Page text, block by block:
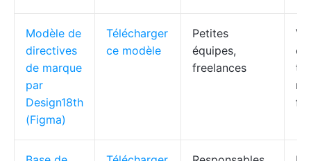
Modèle de
directives
de marque
par
Design18th
(Figma)
Télécharger
ce modèle
Petites
équipes,
freelances